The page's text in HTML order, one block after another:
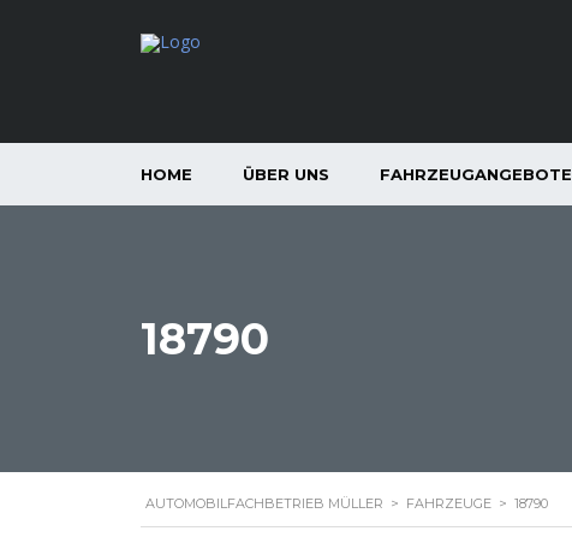
HOME ÜBER UNS FAHRZEUGANGEBOTE
18790
AUTOMOBILFACHBETRIEB MÜLLER > FAHRZEUGE > 18790